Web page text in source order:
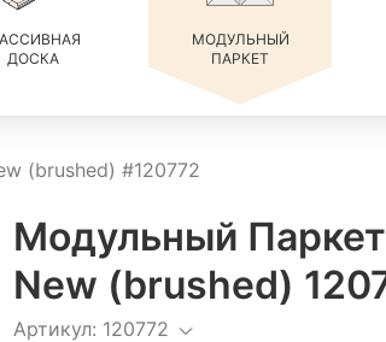
ДОСКА
МОДУЛЬНЫЙ
ПАРКЕТ
(brushed) #120772
Модульный
New (brushed)
Артикул: 120772